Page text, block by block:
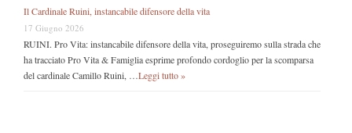
Il Cardinale Ruini, instancabile difensore della vita
17 Giugno 2026
RUINI. Pro Vita: instancabile difensore della vita, proseguiremo sulla strada che
ha tracciato Pro Vita & Famiglia esprime profondo cordoglio per la scomparsa
del cardinale Camillo Ruini, …Leggi tutto »